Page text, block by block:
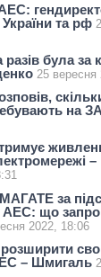
України та рф
разів була за
25 вересня
на
за
АЕС: що
2022, 18:06
– Шмигаль